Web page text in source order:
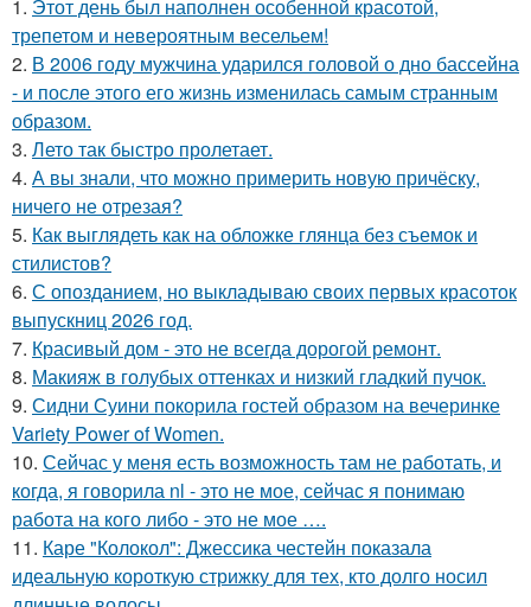
1. Этот день был наполнен особенной красотой,
трепетом и невероятным весельем!
2. В 2006 году мужчина ударился головой о дно бассейна
- и после этого его жизнь изменилась самым странным
образом.
3. Лето так быстро пролетает.
4. А вы знали, что можно примерить новую причёску,
ничего не отрезая?
5. Как выглядеть как на обложке глянца без съемок и
стилистов?
6. С опозданием, но выкладываю своих первых красоток
выпускниц 2026 год.
7. Красивый дом - это не всегда дорогой ремонт.
8. Макияж в голубых оттенках и низкий гладкий пучок.
9. Сидни Суини покорила гостей образом на вечеринке
Variety Power of Women.
10. Сейчас у меня есть возможность там не работать, и
когда, я говорила nl - это не мое, сейчас я понимаю
работа на кого либо - это не мое ….
11. Каре "Колокол": Джессика честейн показала
идеальную короткую стрижку для тех, кто долго носил